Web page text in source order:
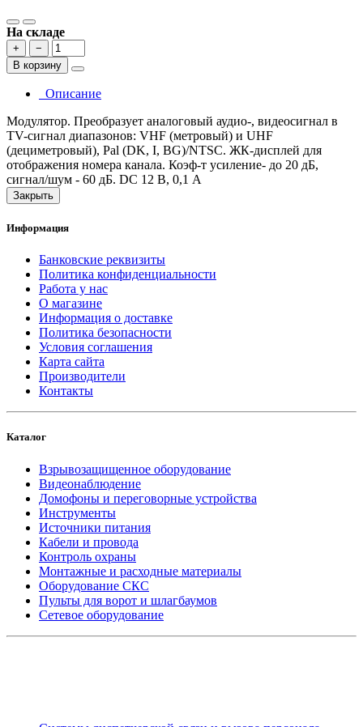
На складе
+
−
В корзину
Описание
Модулятор. Преобразует аналоговый аудио-, видеосигнал в
TV-сигнал диапазонов: VHF (метровый) и UHF
(дециметровый), Pal (DK, I, BG)/NTSC. ЖК-дисплей для
отображения номера канала. Коэф-т усиление- до 20 дБ,
сигнал/шум - 60 дБ. DC 12 В, 0,1 А
Закрыть
Информация
Банковские реквизиты
Политика конфиденциальности
Работа у нас
О магазине
Информация о доставке
Политика безопасности
Условия соглашения
Карта сайта
Производители
Контакты
Каталог
Взрывозащищенное оборудование
Видеонаблюдение
Домофоны и переговорные устройства
Инструменты
Источники питания
Кабели и провода
Контроль охраны
Монтажные и расходные материалы
Оборудование СКС
Пульты для ворот и шлагбаумов
Сетевое оборудование